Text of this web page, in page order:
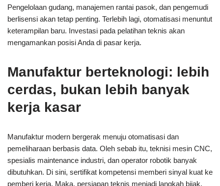
Pengelolaan gudang, manajemen rantai pasok, dan pengemudi
berlisensi akan tetap penting. Terlebih lagi, otomatisasi menuntut
keterampilan baru. Investasi pada pelatihan teknis akan
mengamankan posisi Anda di pasar kerja.
Manufaktur berteknologi: lebih
cerdas, bukan lebih banyak
kerja kasar
Manufaktur modern bergerak menuju otomatisasi dan
pemeliharaan berbasis data. Oleh sebab itu, teknisi mesin CNC,
spesialis maintenance industri, dan operator robotik banyak
dibutuhkan. Di sini, sertifikat kompetensi memberi sinyal kuat ke
pemberi kerja. Maka, persiapan teknis menjadi langkah bijak.